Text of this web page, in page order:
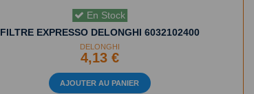
En Stock
FILTRE EXPRESSO DELONGHI 6032102400
DELONGHI
4,13 €
AJOUTER AU PANIER